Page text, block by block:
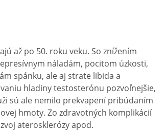
až po 50. roku veku. So znížením
náladám, pocitom úzkosti,
spánku, ale aj strate libida a
hladiny testosterónu pozvoľnejšie,
sú ale nemilo prekvapení pribúdaním
hmoty. Zo zdravotných komplikácií
aterosklerózy apod.